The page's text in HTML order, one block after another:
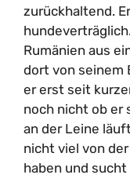
zurückhaltend.
Rumänien aus
dort von seinem
er erst seit
noch nicht ob er
an der Leine
nicht viel von
haben und